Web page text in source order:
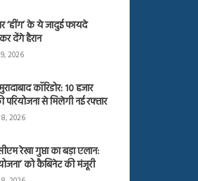
‘हींग’ के ये जादुई फायदे
देंगे हैरान
2026
कॉरिडोर: 10 हजार
परियोजना से मिलेगी नई रफ्तार
2026
रेखा गुप्ता का बड़ा एलान:
को कैबिनेट की मंजूरी